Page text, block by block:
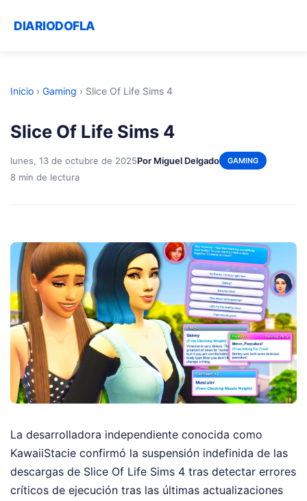
DIARIODOFLA
Inicio › Gaming › Slice Of Life Sims 4
Slice Of Life Sims 4
lunes, 13 de octubre de 2025Por Miguel Delgado GAMING
8 min de lectura
La desarrolladora independiente conocida como
KawaiiStacie confirmó la suspensión indefinida de las
descargas de Slice Of Life Sims 4 tras detectar errores
críticos de ejecución tras las últimas actualizaciones